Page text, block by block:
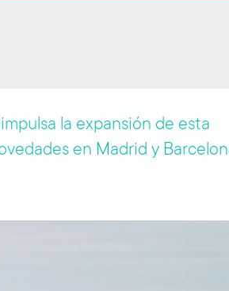
la expansión de esta
en Madrid y